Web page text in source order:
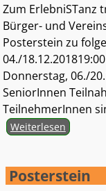
Zum ErlebniSTanz
Bürger- und
Posterstein zu
04./
Donnerstag, 06./
SeniorInnen
TeilnehmerInnen
Weiterlesen
Posterstein